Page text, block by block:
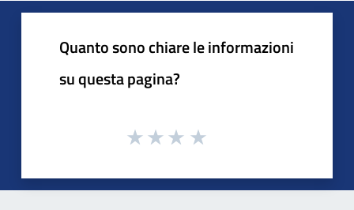
Quanto sono chiare le informazioni
su questa pagina?